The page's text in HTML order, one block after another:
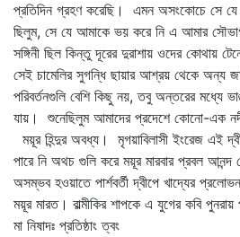
প্রতিদিন গ্রহণ করেছি। এমন অসংকোচে সে যে
ছিলুম, সে যে আমাকে ভয় করে নি এ আমার
সঙ্গিনী ছিল কিন্তু দূরের দুরাশায় ওদের কোথায়
সেই চামেলির সুগন্ধি ছায়ার আশ্রয় থেকে অন্য
পরিবর্তনগুলি বেশি কিছু নয়, তবু অন্তরের মধ্যে
যায়। শুনেছিলুম আমাদের প্রদেশে কোনো-এক
ময়ূর হিন্দুর অবধ্য। মৃগয়াবিলাসী ইংরেজ এই
পারে নি অথচ গুলি করে ময়ূর মারবার প্রবল আনন্দ
অসম্ভব হওয়াতে পার্শবর্তী দ্বীপে খাদ্যের
ময়ূর মারত। বাল্মীকির শাপকে এ যুগের কবি
মা নিষাদঃ প্রতিষ্ঠাং ত্বং